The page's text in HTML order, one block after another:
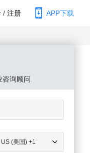
/ 注册 APP下载
咨询顾问
US (美国) +1